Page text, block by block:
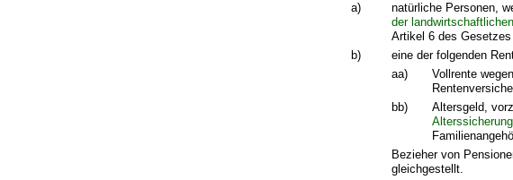
a)
natürliche Personen,
der
Artikel 6 des
b)
eine der folgenden
aa)
Vollrente
bb)
Altersgeld,
Bezieher von
gleichgestellt.